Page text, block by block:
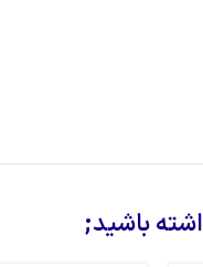
باشید;